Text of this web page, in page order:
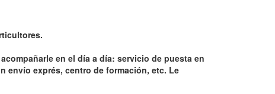
en el día a día: servicio de puesta en
envío exprés, centro de formación, etc. Le